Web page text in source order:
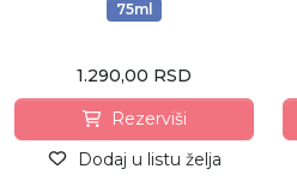
75ml
1.290,00 RSD
Rezerviši
Dodaj u listu želja